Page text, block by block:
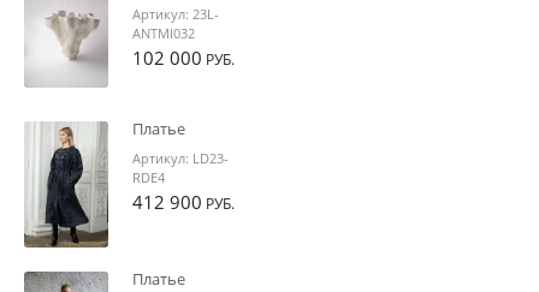
Артикул: 23L-
ANTMI032
102 000 РУБ.
Платье
Артикул: LD23-
RDE4
412 900 РУБ.
Платье